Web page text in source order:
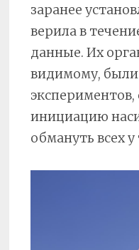
заранее
верила в
данные. Их
видимому, были
инициацию
обмануть всех